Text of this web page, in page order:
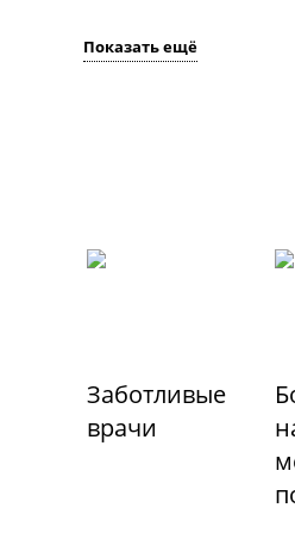
Показать ещё
Заботливые
врачи